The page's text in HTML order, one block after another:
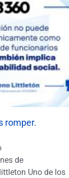
romper.
de
Uno de los